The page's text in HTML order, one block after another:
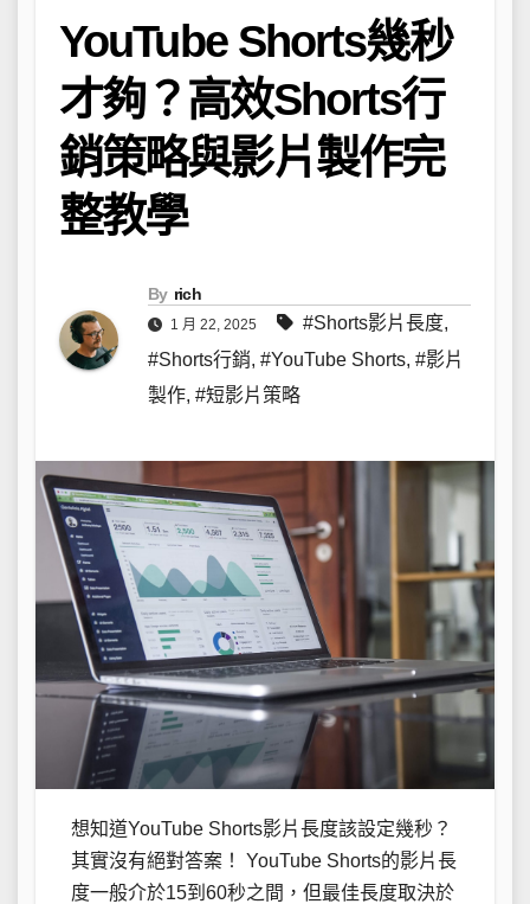
YouTube Shorts幾秒
才夠？高效Shorts行
銷策略與影片製作完
整教學
By rich
1 月 22, 2025 #Shorts影片長度,
#Shorts行銷, #YouTube Shorts, #影片
製作, #短影片策略
想知道YouTube Shorts影片長度該設定幾秒？
其實沒有絕對答案！ YouTube Shorts的影片長
度一般介於15到60秒之間，但最佳長度取決於